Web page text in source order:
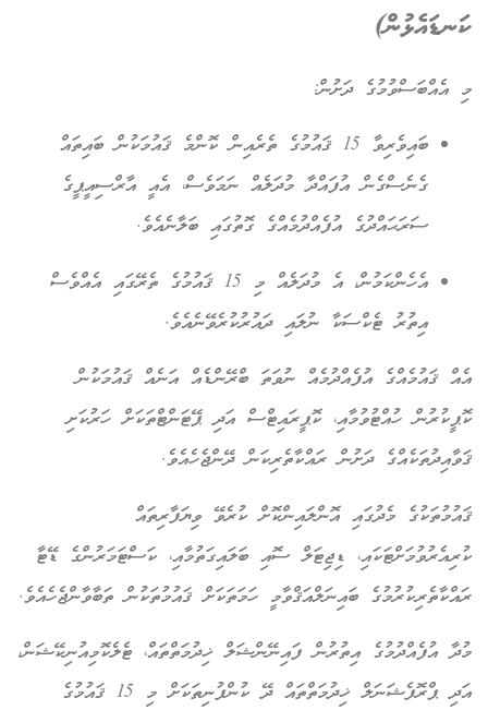
ކަނޑައެޅުން)
މި އެއްބަސްވުމުގެ ދަށުން:
ބައިވެރިވާ 15 ޤައުމުގެ ތެރެއިން ކޮންމެ ޤައުމަކުން ބައިތައް
ގެނެސްގެން އުފައްދާ މުދަލެއް ނަމަވެސް، އެއީ އާރްސިއީޕީގެ
ސަރަޙައްދުގެ އުފެއްދުމެއްގެ ގޮތުގައި ބަލާނެއެވެ.
އެހެންކަމުން، އެ މުދަލެއް މި 15 ޤައުމުގެ ތެރޭގައި އެއްވެސް
އިތުރު ޓެކްސަކާ ނުލައި ދައުރުކުރެވޭނެއެވެ.
އެއް ޤައުމެއްގެ އުފެއްދުމެއް ނުވަތަ ބްރޭންޑެއް އަނެއް ޤައުމަކުން
ކޮޕީކުރުން ހުއްޓުވުމާއި، ކޮޕީރައިޓްސް އަދި ޕޭޓަންޓްތަކަށް ހަރުކަށި
ޤަވާއިދުތަކެއްގެ ދަށުން ރައްކާތެރިކަން ދޭންޖެހެއެވެ.
ޤައުމުތަކުގެ މެދުގައި އޮންލައިންކޮށް ކުރެވޭ ވިޔަފާރިތައް
ކުރިއެރުވުމަށްޓަކައި، ޑިޖިޓަލް ސޮއި ބަލައިގަތުމާއި، ކަސްޓަމަރުންގެ ޑޭޓާ
ރައްކާތެރިކުރުމުގެ ބައިނަލްއަޤްވާމީ ހަމަތަކަށް ޤައުމުތަކުން ތަބާވާންޖެހެއެވެ.
މުދާ އުފެއްދުމުގެ އިތުރުން ފައިނޭންޝަލް ޚިދުމަތްތައް، ޓެލެކޮމިއުނިކޭޝަން،
އަދި ޕްރޮފެޝަނަލް ޚިދުމަތްތައް ދޭ ކުންފުނިތަކަށް މި 15 ޤައުމުގެ